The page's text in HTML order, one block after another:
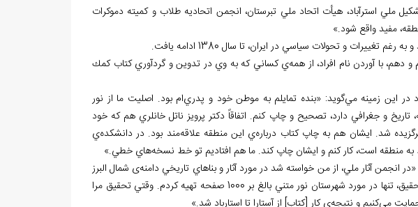
ملي استرآباد، هيأت اتحاد ملي تبرستان، انجمن اتحاديه طلاب و كميته دموكرات
مفيد واقع شود.»
با آوردن نام افراد، از همهي كساني كه به وي در تدوين و گردآوري كتاب كمك
در اين زمينه ميگويد: «بنده تمايلم به موطن خود و پدريام بود. اصليت ما از نور
و جغرافي دارد، تصحيح و چاپ كنم. اتفاقاً دكتر پرويز ناتل خانلري هم كه خود
شد. ايشان هم به چاپ كتاب دربارهي اين منطقه علاقهمند بود. در دانشكدهي
منطقه است، كار كنم و ايشان چاپ كند. ما هم افتاديم تو خط نسخههاي خطي.»
انجمن آثار ملي، از من خواسته شد در مورد آثار و بناهاي تاريخي دامنهی شمال البرز
حدود 800-700 صفحه مطالب جمع كنم. بعد از دو هفته تحقيق، تنها در مورد شهرستان نور متني بالغ بر 1000 صفحه تهيه كردم. وقتي تحقيق مرا
حمايت ميكنيم و نتيجهي كار [كتاب] از آستارا تا استارباد شد.»